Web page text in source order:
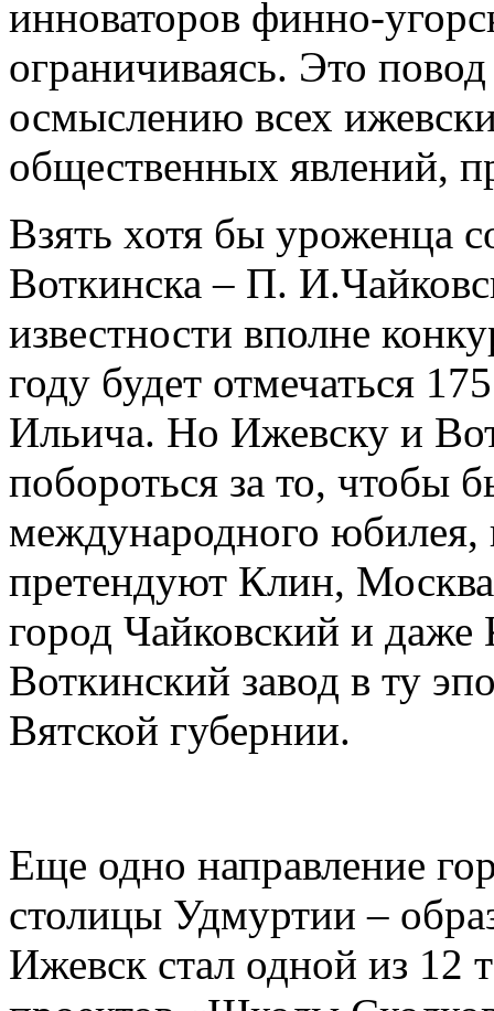
инноваторов финно-
ограничиваясь. Это
осмыслению всех
общественных явлений,
Взять хотя бы уроженца
Воткинска – П.
известности вполне
году будет отмечаться
Ильича. Но Ижевску и
побороться за то, чтобы
международного юбилея,
претендуют Клин,
город Чайковский и
Воткинский завод в ту
Вятской губернии.
Еще одно направление
столицы Удмуртии –
Ижевск стал одной из 12